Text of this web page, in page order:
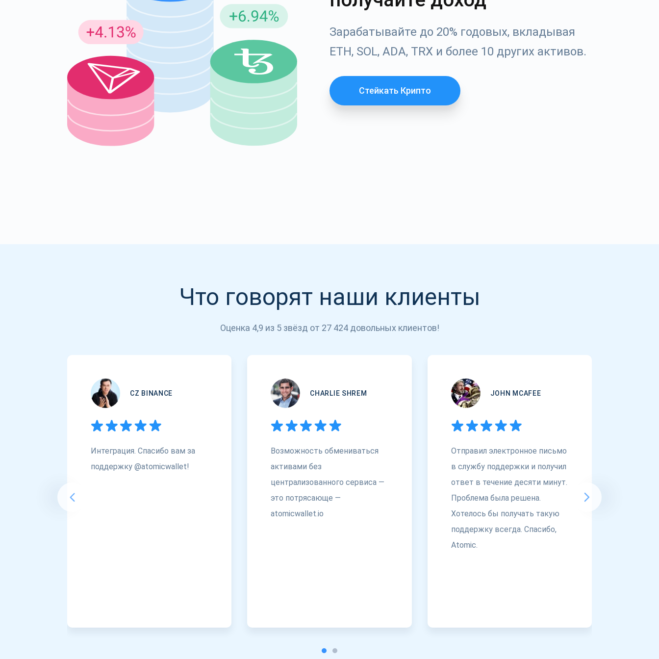
Зарабатывайте до 20% годовых, вкладывая
ETH, SOL, ADA, TRX и более 10 других активов.
Стейкать Крипто
Что говорят наши клиенты
Оценка 4,9 из 5 звёзд от 27 424 довольных клиентов!
CZ BINANCE
Интеграция. Спасибо вам за
поддержку @atomicwallet!
CHARLIE SHREM
Возможность обмениваться
активами без
централизованного сервиса —
это потрясающе —
atomicwallet.io
JOHN MCAFEE
Отправил электронное письмо
в службу поддержки и получил
ответ в течение десяти минут.
Проблема была решена.
Хотелось бы получать такую
поддержку всегда. Спасибо,
Atomic.
Atomic
ПОДПИСЫВАЙСЯ
Подписывайся